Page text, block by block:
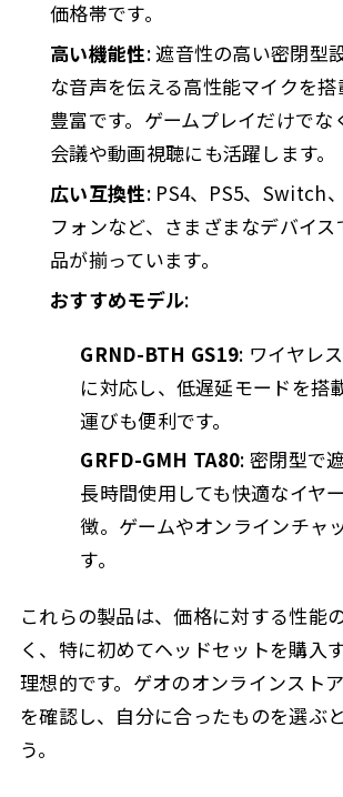
価格帯です。
高い機能性: 遮音性の高い密閉型
な音声を伝える高性能マイクを
豊富です。ゲームプレイだけでな
会議や動画視聴にも活躍します。
広い互換性: PS4、PS5、Switch
フォンなど、さまざまなデバイ
品が揃っています。
おすすめモデル:
GRND-BTH GS19: ワイヤレ
に対応し、低遅延モードを搭
運びも便利です。
GRFD-GMH TA80: 密閉型で
長時間使用しても快適なイヤ
徴。ゲームやオンラインチャ
す。
これらの製品は、価格に対する性能
く、特に初めてヘッドセットを購入
理想的です。ゲオのオンラインスト
を確認し、自分に合ったものを選ぶ
う。